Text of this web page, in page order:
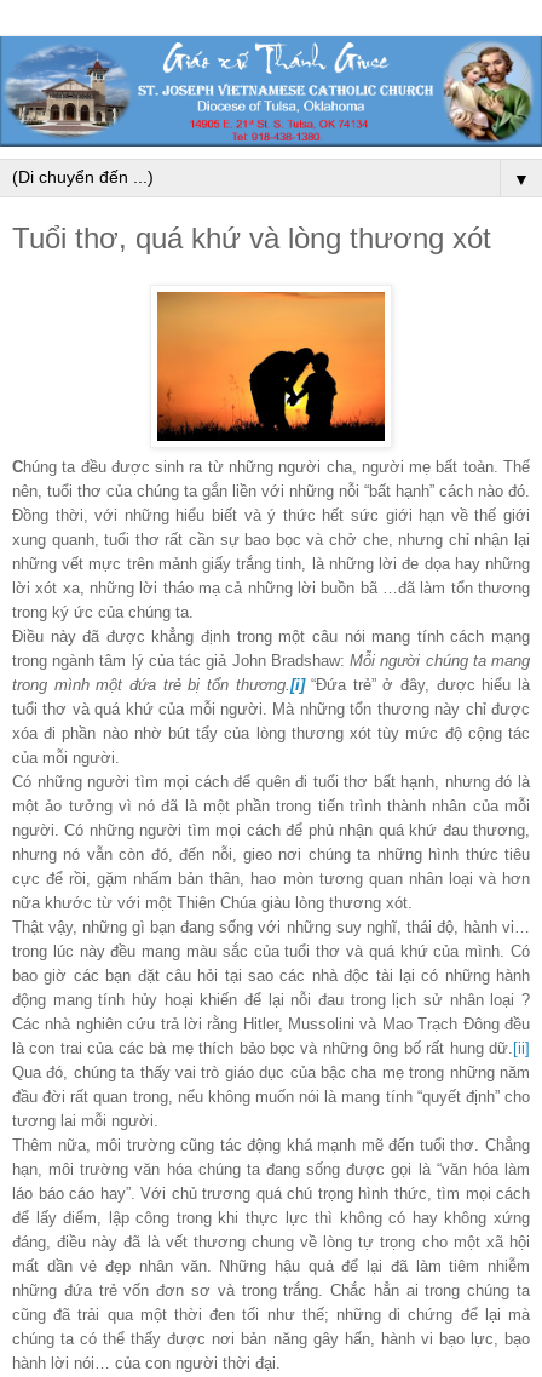
▼
Tuổi thơ, quá khứ và lòng thương xót
Chúng ta đều được sinh ra từ những người cha, người mẹ bất toàn. Thế
nên, tuổi thơ của chúng ta gắn liền với những nỗi “bất hạnh” cách nào đó.
Đồng thời, với những hiểu biết và ý thức hết sức giới hạn về thế giới
xung quanh, tuổi thơ rất cần sự bao bọc và chở che, nhưng chỉ nhận lại
những vết mực trên mảnh giấy trắng tinh, là những lời đe dọa hay những
lời xót xa, những lời tháo mạ cả những lời buồn bã …đã làm tổn thương
trong ký ức của chúng ta.
Điều này đã được khẳng định trong một câu nói mang tính cách mạng
trong ngành tâm lý của tác giả John Bradshaw:Mỗi người chúng ta mang
trong mình một đứa trẻ bị tổn thương.[i] “Đứa trẻ” ở đây, được hiểu là
tuổi thơ và quá khứ của mỗi người. Mà những tổn thương này chỉ được
xóa đi phần nào nhờ bút tẩy của lòng thương xót tùy mức độ cộng tác
của mỗi người.
Có những người tìm mọi cách để quên đi tuổi thơ bất hạnh, nhưng đó là
một ảo tưởng vì nó đã là một phần trong tiến trình thành nhân của mỗi
người. Có những người tìm mọi cách để phủ nhận quá khứ đau thương,
nhưng nó vẫn còn đó, đến nỗi, gieo nơi chúng ta những hình thức tiêu
cực để rồi, gặm nhấm bản thân, hao mòn tương quan nhân loại và hơn
nữa khước từ với một Thiên Chúa giàu lòng thương xót.
Thật vậy, những gì bạn đang sống với những suy nghĩ, thái độ, hành vi…
trong lúc này đều mang màu sắc của tuổi thơ và quá khứ của mình. Có
bao giờ các bạn đặt câu hỏi tại sao các nhà độc tài lại có những hành
động mang tính hủy hoại khiến để lại nỗi đau trong lịch sử nhân loại ?
Các nhà nghiên cứu trả lời rằng Hitler, Mussolini và Mao Trạch Đông đều
là con trai của các bà mẹ thích bảo bọc và những ông bố rất hung dữ. [ii]
Qua đó, chúng ta thấy vai trò giáo dục của bậc cha mẹ trong những năm
đầu đời rất quan trong, nếu không muốn nói là mang tính “quyết định” cho
tương lai mỗi người.
Thêm nữa, môi trường cũng tác động khá mạnh mẽ đến tuổi thơ. Chẳng
hạn, môi trường văn hóa chúng ta đang sống được gọi là “văn hóa làm
láo báo cáo hay”. Với chủ trương quá chú trọng hình thức, tìm mọi cách
để lấy điểm, lập công trong khi thực lực thì không có hay không xứng
đáng, điều này đã là vết thương chung về lòng tự trọng cho một xã hội
mất dần vẻ đẹp nhân văn. Những hậu quả để lại đã làm tiêm nhiễm
những đứa trẻ vốn đơn sơ và trong trắng. Chắc hẳn ai trong chúng ta
cũng đã trải qua một thời đen tối như thế; những di chứng để lại mà
chúng ta có thể thấy được nơi bản năng gây hấn, hành vi bạo lực, bạo
hành lời nói… của con người thời đại.